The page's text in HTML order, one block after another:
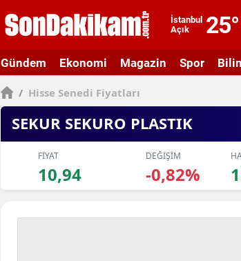
İstanbul
Açık
25°
Adıyaman
Ağrı
Ankara
Gündem Ekonomi Magazin Spor
/ Hisse Senedi Fiyatları
SEKUR SEKURO PLASTIK
FİYAT
10,94
DEĞİŞİM
-0,82%